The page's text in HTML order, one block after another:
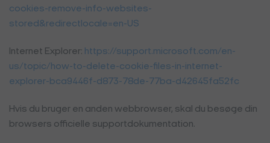
cookies-remove-info-websites-
stored&redirectlocale=en-US
Internet Explorer: https://support.microsoft.com/en-
us/topic/how-to-delete-cookie-files-in-internet-
explorer-bca9446f-d873-78de-77ba-d42645fa52fc
Hvis du bruger en anden webbrowser, skal du besøge din
browsers officielle supportdokumentation.